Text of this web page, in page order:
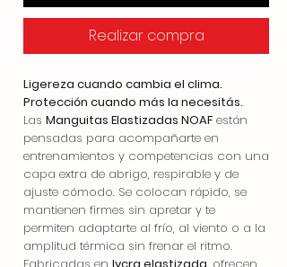
Realizar compra
Ligereza cuando cambia el clima.
Protección cuando más la necesitás.
Las Manguitas Elastizadas NOAF están
pensadas para acompañarte en
entrenamientos y competencias con una
capa extra de abrigo, respirable y de
ajuste cómodo. Se colocan rápido, se
mantienen firmes sin apretar y te
permiten adaptarte al frío, al viento o a la
amplitud térmica sin frenar el ritmo.
Fabricadas en lycra elastizada, ofrecen